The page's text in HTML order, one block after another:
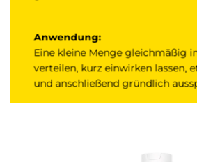
Anwendung:
Eine kleine Menge gleichmäßig
verteilen, kurz einwirken lassen,
und anschließend gründlich